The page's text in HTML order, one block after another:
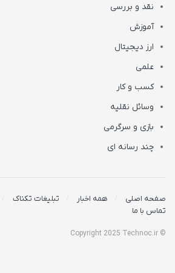
نقد و بررسی
آموزش
ارز دیجیتال
علمی
کسب و کار
وسائل نقلیه
بازی و سرگرمی
چند رسانه ای
صفحه اصلی همه اخبار تبلیغات تکناک
تماس با ما
© Copyright 2025 Technoc.ir